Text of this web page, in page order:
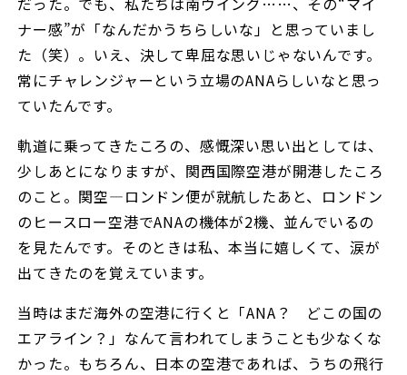
ナー感”が「なんだかうちらしいな」と思っていまし
た（笑）。いえ、決して卑屈な思いじゃないんです。
常にチャレンジャーという立場のANAらしいなと思っ
ていたんです。
軌道に乗ってきたころの、感慨深い思い出としては、
少しあとになりますが、関西国際空港が開港したころ
のこと。関空―ロンドン便が就航したあと、ロンドン
のヒースロー空港でANAの機体が2機、並んでいるの
を見たんです。そのときは私、本当に嬉しくて、涙が
出てきたのを覚えています。
当時はまだ海外の空港に行くと「ANA？ どこの国の
エアライン？」なんて言われてしまうことも少なくな
かった。もちろん、日本の空港であれば、うちの飛行